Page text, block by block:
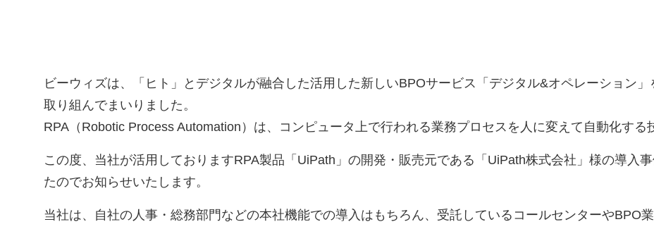
ビーウィズは、「ヒト」とデジタルが融合した活用した新しいBPOサービス「デジタル&オペレーション
取り組んでまいりました。
RPA（Robotic Process Automation）は、コンピュータ上で行われる業務プロセスを人に変えて自動化する
この度、当社が活用しておりますRPA製品「UiPath」の開発・販売元である「UiPath株式会社」様の導入
たのでお知らせいたします。
当社は、自社の人事・総務部門などの本社機能での導入はもちろん、受託しているコールセンターやBPO